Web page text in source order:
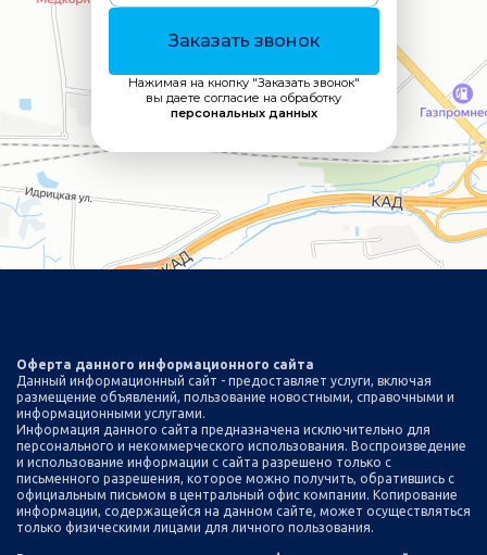
Заказать звонок
Нажимая на кнопку "Заказать звонок"
вы даете согласие на обработку
персональных данных
Оферта данного информационного сайта
Данный информационный сайт - предоставляет услуги, включая
размещение объявлений, пользование новостными, справочными и
информационными услугами.
Информация данного сайта предназначена исключительно для
персонального и некоммерческого использования. Воспроизведение
и использование информации с сайта разрешено только с
письменного разрешения, которое можно получить, обратившись с
официальным письмом в центральный офис компании. Копирование
информации, содержащейся на данном сайте, может осуществляться
только физическими лицами для личного пользования.